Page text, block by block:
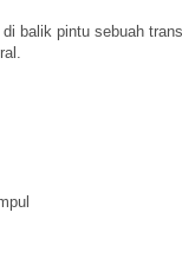
balik pintu sebuah